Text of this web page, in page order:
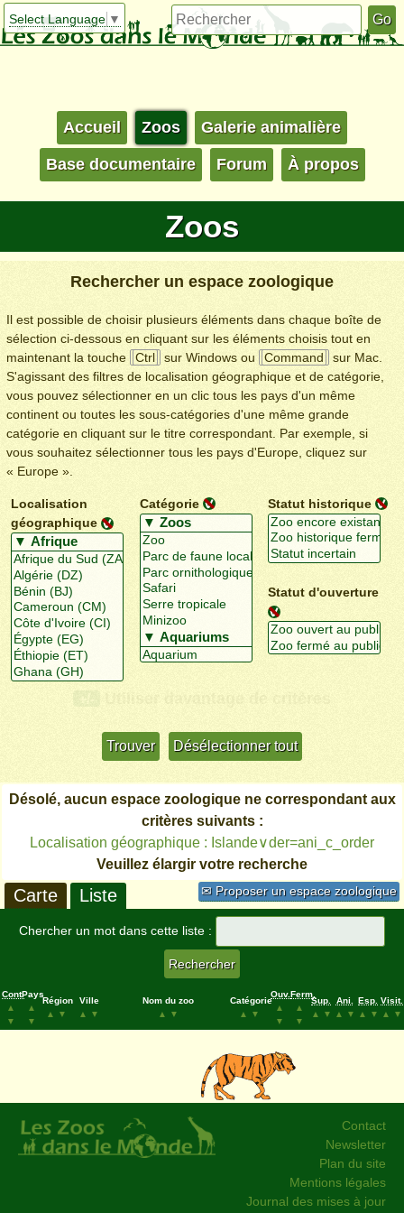
Select Language ▼
Accueil Zoos Galerie animalière
Base documentaire Forum À propos
Zoos
Rechercher un espace zoologique
Il est possible de choisir plusieurs éléments dans chaque boîte de
sélection ci-dessous en cliquant sur les éléments choisis tout en
maintenant la touche
Ctrl sur Windows ou Command
sur Mac.
S'agissant des filtres de localisation géographique et de catégorie,
vous pouvez sélectionner en un clic tous les pays d'un même
continent ou toutes les sous-catégories d'une même grande
catégorie en cliquant sur le titre correspondant. Par exemple, si
vous souhaitez sélectionner tous les pays d'Europe, cliquez sur
« Europe ».
Localisation
géographique
Catégorie Statut historique
Statut d'ouverture
Utiliser davantage de critères
Désolé, aucun espace zoologique ne correspondant aux
critères suivants :
Localisation géographique : Islande∨der=ani_c_order
Veuillez élargir votre recherche
✉ Proposer un espace zoologique
Carte Liste
Chercher un mot dans cette liste :
Cont.
▲
▼
Pays
▲
▼
Région
▲
▼
Ville
▲
▼
Nom du zoo
▲
▼
Catégorie
▲
▼
Ouv.
▲
▼
Ferm.
▲
▼
Sup.
▲
▼
Ani.
▲
▼
Esp.
▲
▼
Visit.
▲
▼
Contact
Newsletter
Plan du site
Mentions légales
Journal des mises à jour